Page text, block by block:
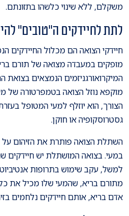
משקלם, ללא שינוי כלשהו בתזונתם.
לתת לחיידקים ה"טובים"
חיידקי הצואה הם מכלול החיידקים
מופקים במעבדה מצואה של תורם
המיקרואורגניזמים הנמצאים בצואת
הצורך, הוא יוזלף למעי המטופל
גסטרוסקופיה או חוקן.
השתלת הצואה פותרת את הזיהום על
במעי. בצואה המושתלת יש חיידקים
למשל, עקב שימוש בתרופות
מתורם בריא, שהמעי שלו מכיל את
אדם בריא, אותם חיידקים נלחמים